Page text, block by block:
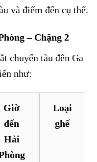
và điểm đến cụ thể.
– Chặng 2
chuyến tàu đến Ga
như:
Giờ
đến
Hải
Loại
ghế